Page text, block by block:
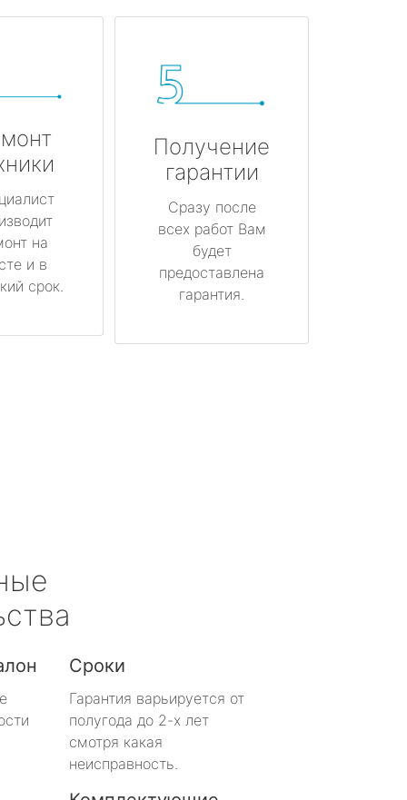
на
и в
срок.
Получение
гарантии
Сразу после
всех работ Вам
будет
предоставлена
гарантия.
Сроки
Гарантия варьируется от
полугода до 2-х лет
смотря какая
неисправность.